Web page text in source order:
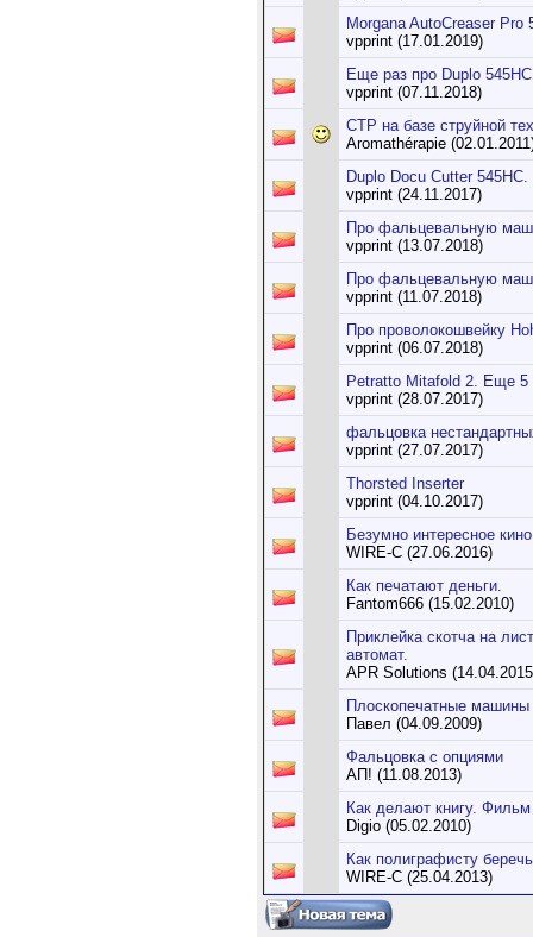
Morgana AutoCreaser Pro
vpprint (17.01.2019)
Еще раз про Duplo 545HC
vpprint (07.11.2018)
CTP на базе струйной
Aromathérapie
Duplo Docu Cutter
vpprint (24.11.2017)
Про фальцевальную
vpprint (13.07.2018)
Про фальцевальную
vpprint (11.07.2018)
Про проволокошвейку
vpprint (06.07.2018)
Petratto Mitafold 2. Еще 5
vpprint (28.07.2017)
фальцовка
vpprint (27.07.2017)
Thorsted Inserter
vpprint (04.10.2017)
Безумно интересное кино
WIRE-C (27.06.2016)
Как печатают деньги.
Fantom666 (15.02.2010)
Приклейка скотча на
автомат.
APR Solutions
Плоскопечатные машины
Павел (04.09.2009)
Фальцовка с опциями
АП! (11.08.2013)
Как делают книгу.
Digio (05.02.2010)
Как полиграфисту
WIRE-C (25.04.2013)